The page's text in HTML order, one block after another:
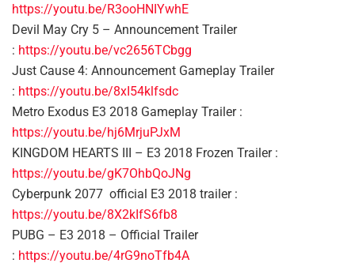
https://youtu.be/R3ooHNIYwhE
Devil May Cry 5 – Announcement Trailer
: https://youtu.be/vc2656TCbgg
Just Cause 4: Announcement Gameplay Trailer
: https://youtu.be/8xI54klfsdc
Metro Exodus E3 2018 Gameplay Trailer :
https://youtu.be/hj6MrjuPJxM
KINGDOM HEARTS III – E3 2018 Frozen Trailer :
https://youtu.be/gK7OhbQoJNg
Cyberpunk 2077 official E3 2018 trailer :
https://youtu.be/8X2kIfS6fb8
PUBG – E3 2018 – Official Trailer
: https://youtu.be/4rG9noTfb4A